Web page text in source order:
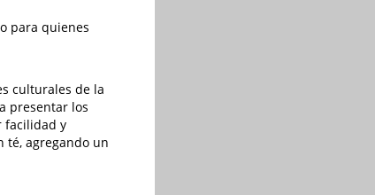
para quienes
culturales de la
presentar los
facilidad y
té, agregando un